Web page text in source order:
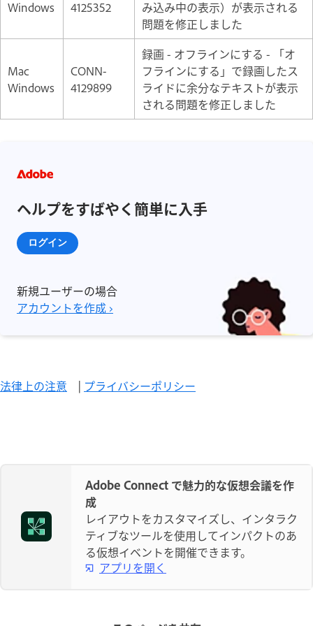
Windows 4125352
み込み中の表示）が表示される
問題を修正しました
Mac
Windows
CONN-
4129899
録画 - オフラインにする - 「オ
フラインにする」で録画したス
ライドに余分なテキストが表示
される問題を修正しました
ヘルプをすばやく簡単に入手
ログイン
新規ユーザーの場合
アカウントを作成 ›
法律上の注意 | プライバシーポリシー
Adobe Connect で魅力的な仮想会議を作
成
レイアウトをカスタマイズし、インタラク
ティブなツールを使用してインパクトのあ
る仮想イベントを開催できます。
アプリを開く